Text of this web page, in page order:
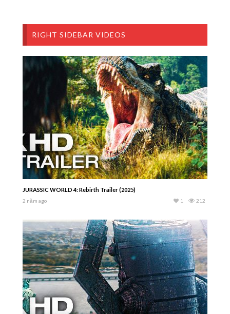
RIGHT SIDEBAR VIDEOS
JURASSIC WORLD 4: Rebirth Trailer (2025)
2 năm ago 212
1